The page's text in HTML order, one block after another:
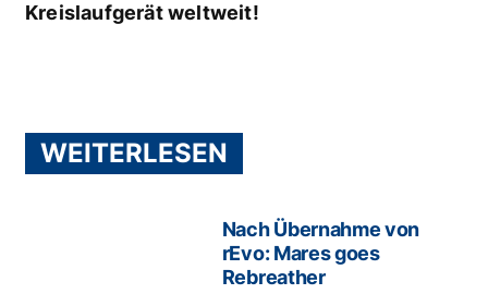
Kreislaufgerät weltweit!
WEITERLESEN
Nach Übernahme von
rEvo: Mares goes
Rebreather